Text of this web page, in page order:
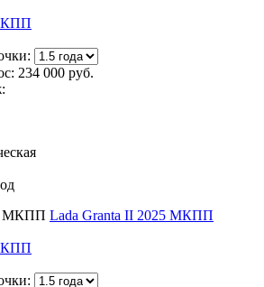
234 000 руб.
Lada Granta II 2025 МКПП